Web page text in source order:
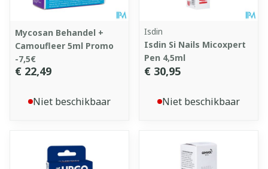
Mycosan Behandel +
Camoufleer 5ml Promo
-7,5€
€ 22,49
Niet beschikbaar
Isdin
Isdin Si Nails Micoxpert
Pen 4,5ml
€ 30,95
Niet beschikbaar